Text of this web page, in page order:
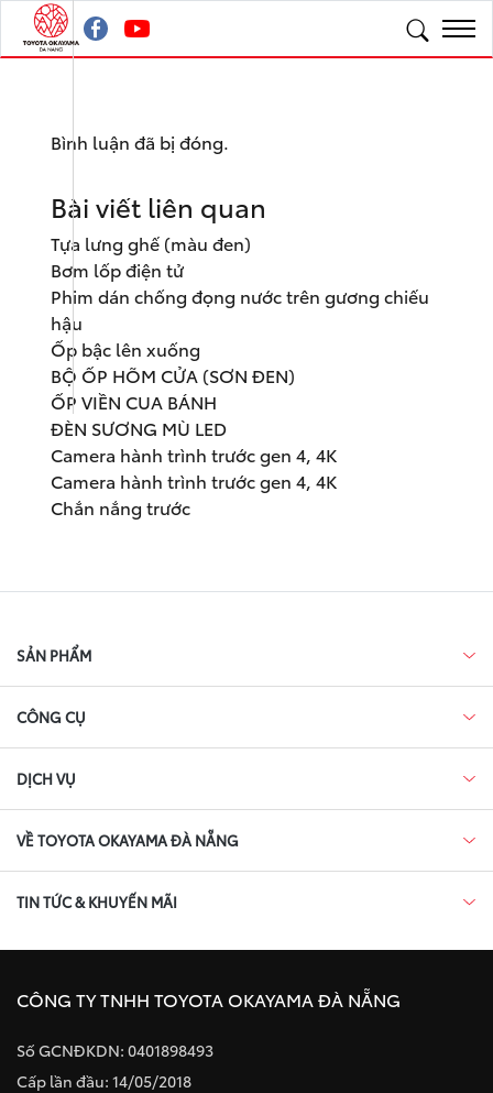
Bình luận đã bị đóng.
Bài viết liên quan
Tựa lưng ghế (màu đen)
Bơm lốp điện tử
Phim dán chống đọng nước trên gương chiếu
hậu
Ốp bậc lên xuống
BỘ ỐP HÕM CỬA (SƠN ĐEN)
ỐP VIỀN CUA BÁNH
ĐÈN SƯƠNG MÙ LED
Camera hành trình trước gen 4, 4K
Camera hành trình trước gen 4, 4K
Chắn nắng trước
SẢN PHẨM
CÔNG CỤ
DỊCH VỤ
VỀ TOYOTA OKAYAMA ĐÀ NẴNG
TIN TỨC & KHUYẾN MÃI
CÔNG TY TNHH TOYOTA OKAYAMA ĐÀ NẴNG
Số GCNĐKDN: 0401898493
Cấp lần đầu: 14/05/2018